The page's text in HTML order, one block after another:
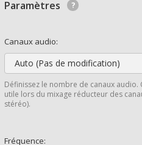
Paramètres
Canaux audio:
Auto (Pas de modification)
Définissez le nombre de canaux
utile lors du mixage réducteur des
stéréo).
Fréquence: